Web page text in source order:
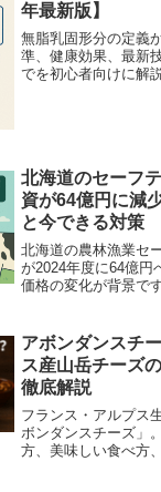
年最新版】
無脂乳固形分の定義
準、健康効果、最新
でを初心者向けに解
北海道のセーフ
資が64億円に減
と今できる対策
北海道の農林漁業セ
が2024年度に64億円
価格の変化が背景で
アボンダンスチ
ス産山岳チーズ
徹底解説
フランス・アルプス
ボンダンスチーズ」
方、美味しい食べ方